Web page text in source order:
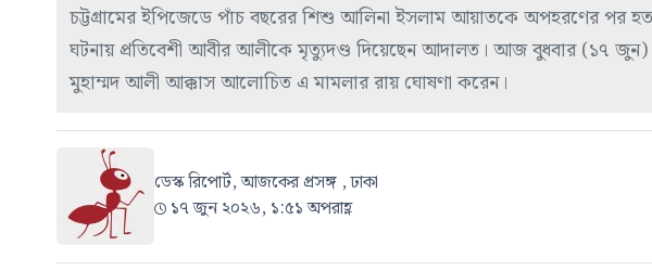
চট্টগ্রামের ইপিজেডে পাঁচ বছরের শিশু আলিনা ইসলাম আয়াতকে অপহরণের পর
ঘটনায় প্রতিবেশী আবীর আলীকে মৃত্যুদণ্ড দিয়েছেন আদালত। আজ বুধবার (১৭ জুন)
মুহাম্মদ আলী আক্কাস আলোচিত এ মামলার রায় ঘোষণা করেন।
ডেস্ক রিপোর্ট, আজকের প্রসঙ্গ , ঢাকা
১৭ জুন ২০২৬, ১:৫১ অপরাহ্ণ